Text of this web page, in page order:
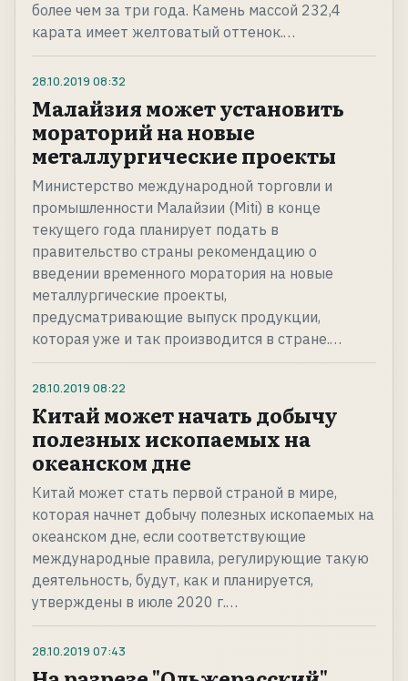
более чем за три года. Камень массой 232,4
карата имеет желтоватый оттенок.…
28.10.2019 08:32
Малайзия может установить
мораторий на новые
металлургические проекты
Министерство международной торговли и
промышленности Малайзии (Miti) в конце
текущего года планирует подать в
правительство страны рекомендацию о
введении временного моратория на новые
металлургические проекты,
предусматривающие выпуск продукции,
которая уже и так производится в стране.…
28.10.2019 08:22
Китай может начать добычу
полезных ископаемых на
океанском дне
Китай может стать первой страной в мире,
которая начнет добычу полезных ископаемых на
океанском дне, если соответствующие
международные правила, регулирующие такую
деятельность, будут, как и планируется,
утверждены в июле 2020 г.…
28.10.2019 07:43